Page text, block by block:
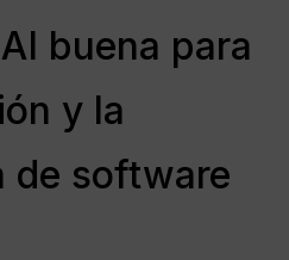
buena para
y la
de software